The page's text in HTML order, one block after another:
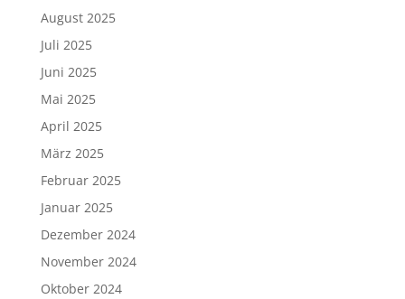
August 2025
Juli 2025
Juni 2025
Mai 2025
April 2025
März 2025
Februar 2025
Januar 2025
Dezember 2024
November 2024
Oktober 2024